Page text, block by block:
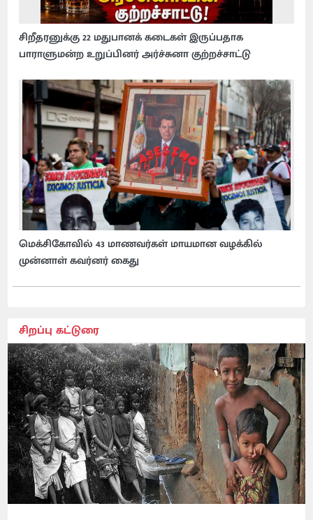
சிறீதரனுக்கு 22 மதுபானக் கடைகள் இருப்பதாக
பாராளுமன்ற உறுப்பினர் அர்ச்சுனா குற்றச்சாட்டு
மெக்சிகோவில் 43 மாணவர்கள் மாயமான வழக்கில்
முன்னாள் கவர்னர் கைது
சிறப்பு கட்டுரை